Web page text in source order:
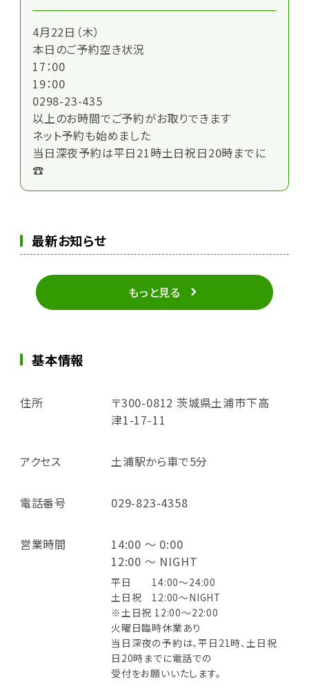
4月22日（木）
本日のご予約空き状況
17：00
19：00
0298-23-435
以上のお時間でご予約がお取りできます
ネット予約も始めました
当日深夜予約は平日21時土日祝日20時までに
☎
最新お知らせ
もっと見る
基本情報
住所
〒300-0812 茨城県土浦市下高
津1-17-11
アクセス 土浦駅から車で5分
電話番号 029-823-4358
営業時間
14:00 ～ 0:00
12:00 ～ NIGHT
平日 14:00～24:00
土日祝 12:00～NIGHT
※土日祝 12:00～22:00
火曜日臨時休業あり
当日深夜の予約は、平日21時、土日祝
日20時までに電話での
受付をお願いいたします。